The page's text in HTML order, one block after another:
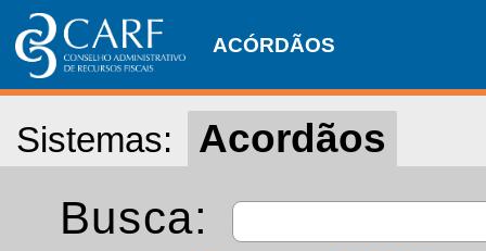
ACÓRDÃOS
Sistemas: Acordãos
Busca: